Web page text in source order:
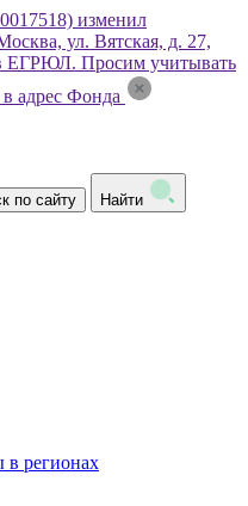
изменил
ул. Вятская, д. 27,
ЕГРЮЛ. Просим учитывать
адрес Фонда
по сайту Найти
регионах